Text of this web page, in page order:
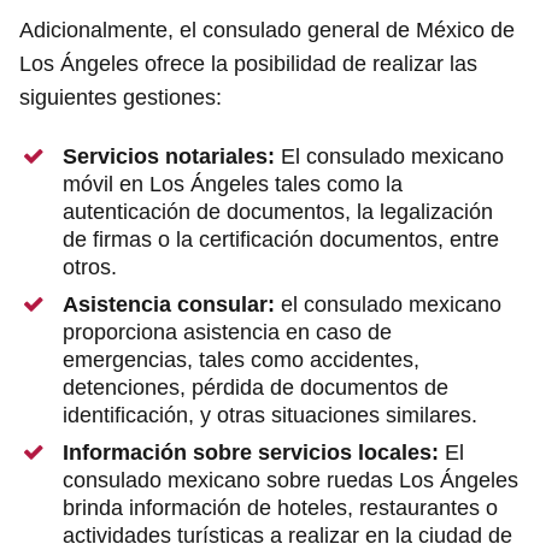
Adicionalmente, el consulado general de México de
Los Ángeles ofrece la posibilidad de realizar las
siguientes gestiones:
Servicios notariales: El consulado mexicano
móvil en Los Ángeles tales como la
autenticación de documentos, la legalización
de firmas o la certificación documentos, entre
otros.
Asistencia consular: el consulado mexicano
proporciona asistencia en caso de
emergencias, tales como accidentes,
detenciones, pérdida de documentos de
identificación, y otras situaciones similares.
Información sobre servicios locales: El
consulado mexicano sobre ruedas Los Ángeles
brinda información de hoteles, restaurantes o
actividades turísticas a realizar en la ciudad de